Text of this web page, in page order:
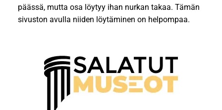
päässä, mutta osa löytyy ihan nurkan takaa. Tämän
sivuston avulla niiden löytäminen on helpompaa.